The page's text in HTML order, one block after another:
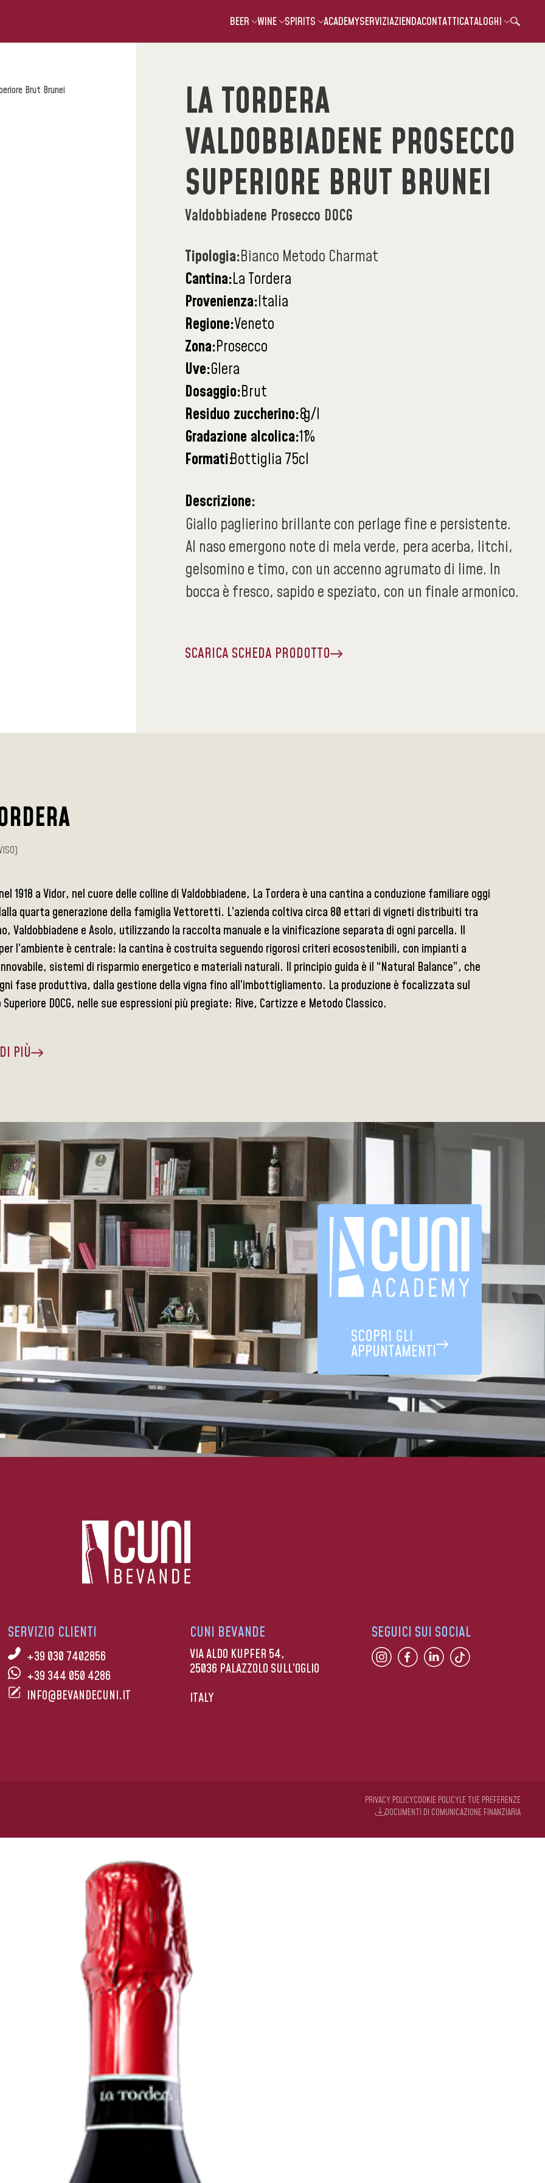
BEER WINE SPIRITS ACADEMYSERVIZIAZIENDACONTATTICATALOGHI
Brut Brunei
LA TORDERA
VALDOBBIADENE PROSECCO
SUPERIORE BRUT BRUNEI
Valdobbiadene Prosecco DOCG
Tipologia:Bianco Metodo Charmat
Cantina:La Tordera
Provenienza:Italia
Regione:Veneto
Zona:Prosecco
Uve:Glera
Dosaggio:Brut
Residuo zuccherino:8g/l
Gradazione alcolica:11%
Formati:Bottiglia 75cl
Descrizione:
Giallo paglierino brillante con perlage fine e persistente.
Al naso emergono note di mela verde, pera acerba, litchi,
gelsomino e timo, con un accenno agrumato di lime. In
bocca è fresco, sapido e speziato, con un finale armonico.
SCARICA SCHEDA PRODOTTO
1918 a Vidor, nel cuore delle colline di Valdobbiadene, La Tordera è una cantina a conduzione familiare oggi
quarta generazione della famiglia Vettoretti. L’azienda coltiva circa 80 ettari di vigneti distribuiti tra
Valdobbiadene e Asolo, utilizzando la raccolta manuale e la vinificazione separata di ogni parcella. Il
l’ambiente è centrale: la cantina è costruita seguendo rigorosi criteri ecosostenibili, con impianti a
sistemi di risparmio energetico e materiali naturali. Il principio guida è il “Natural Balance”, che
fase produttiva, dalla gestione della vigna fino all’imbottigliamento. La produzione è focalizzata sul
DOCG, nelle sue espressioni più pregiate: Rive, Cartizze e Metodo Classico.
PIÙ
SCOPRI GLI
APPUNTAMENTI
SERVIZIO CLIENTI
+39 030 7402856
+39 344 050 4286
INFO@BEVANDECUNI.IT
CUNI BEVANDE
VIA ALDO KUPFER 54,
25036 PALAZZOLO SULL’OGLIO
ITALY
SEGUICI SUI SOCIAL
PRIVACY POLICYCOOKIE POLICYLE TUE PREFERENZE
DOCUMENTI DI COMUNICAZIONE FINANZIARIA